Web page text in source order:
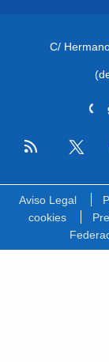
C/
RSS
Aviso Legal
cookies